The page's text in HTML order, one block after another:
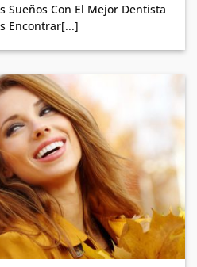
Sueños Con El Mejor Dentista
Encontrar[...]